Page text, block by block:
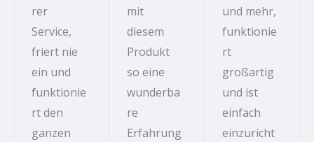
rer
Service,
friert nie
ein und
funktionie
rt den
ganzen
mit
diesem
Produkt
so eine
wunderba
re
Erfahrung
und mehr,
funktionie
rt
großartig
und ist
einfach
einzuricht